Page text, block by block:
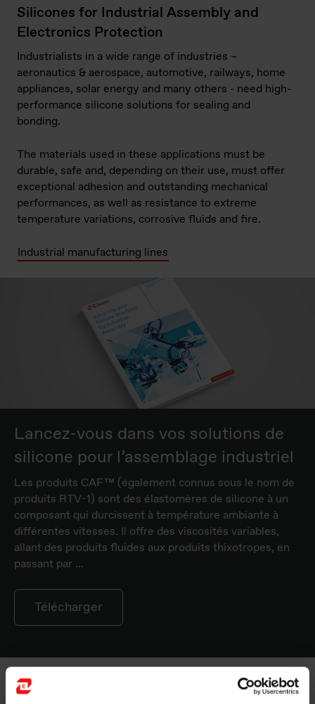
Silicones for Industrial Assembly and
Electronics Protection
Industrialists in a wide range of industries –
aeronautics & aerospace, automotive, railways, home
appliances, solar energy and many others - need high-
performance silicone solutions for sealing and
bonding.
The materials used in these applications must be
durable, safe and, depending on their use, must offer
exceptional adhesion and outstanding mechanical
performances, as well as resistance to extreme
temperature variations, corrosive fluids and fire.
Industrial manufacturing lines
Lancez-vous dans vos solutions de
silicone pour l’assemblage industriel
Les produits CAF™ (également connus sous le nom de
produits RTV-1) sont des élastomères de silicone à un
composant qui durcissent à température ambiante à
différentes vitesses. Il offre des viscosités variables,
allant des produits fluides aux produits thixotropes, en
passant par ...
Télécharger
Unlocking possibilities with versatile